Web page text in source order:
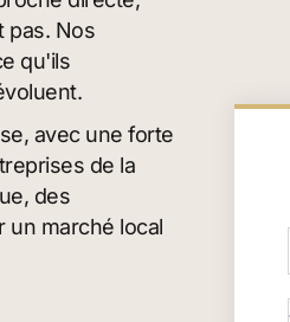
pas. Nos
qu'ils
avec une forte
de la
des
marché local